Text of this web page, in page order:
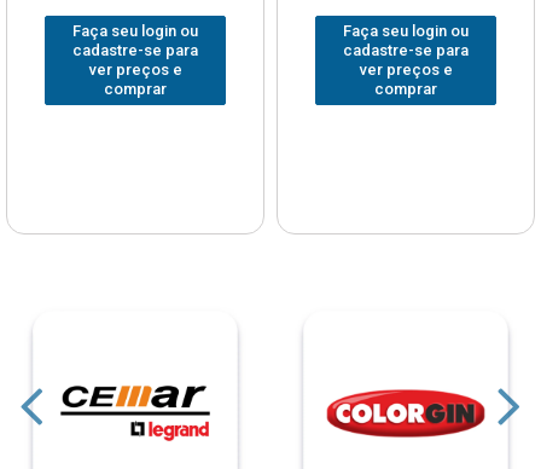
Faça seu login ou
cadastre-se para
ver preços e
comprar
Faça seu login ou
cadastre-se para
ver preços e
comprar